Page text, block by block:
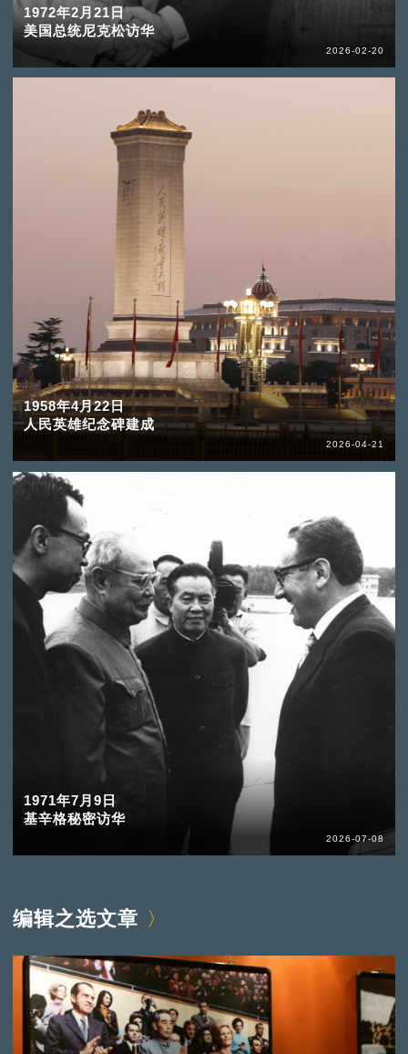
1972年2月21日
美国总统尼克松访华
2026-02-20
1958年4月22日
人民英雄纪念碑建成
2026-04-21
1971年7月9日
基辛格秘密访华
2026-07-08
编辑之选文章